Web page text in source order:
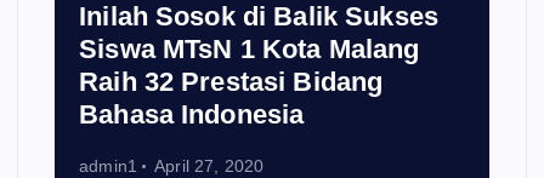
Inilah Sosok di Balik Sukses
Siswa MTsN 1 Kota Malang
Raih 32 Prestasi Bidang
Bahasa Indonesia
admin1 April 27, 2020